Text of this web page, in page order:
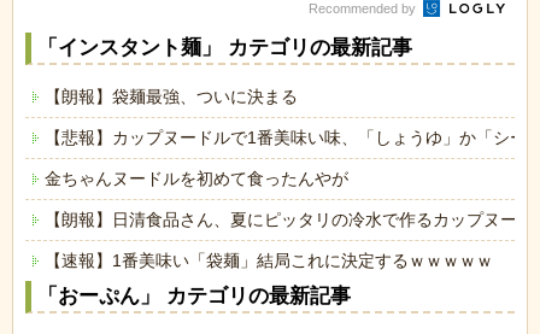
Recommended by
「インスタント麺」 カテゴリの最新記事
【朗報】袋麺最強、ついに決まる
【悲報】カップヌードルで1番美味い味、「しょうゆ」か「シ
金ちゃんヌードルを初めて食ったんやが
【朗報】日清食品さん、夏にピッタリの冷水で作るカップヌード
【速報】1番美味い「袋麺」結局これに決定するｗｗｗｗｗ
「おーぷん」 カテゴリの最新記事